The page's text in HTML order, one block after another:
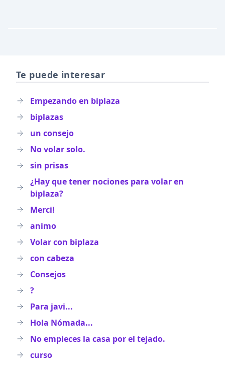
Te puede interesar
Empezando en biplaza
biplazas
un consejo
No volar solo.
sin prisas
¿Hay que tener nociones para volar en
biplaza?
Merci!
animo
Volar con biplaza
con cabeza
Consejos
?
Para javi...
Hola Nómada...
No empieces la casa por el tejado.
curso